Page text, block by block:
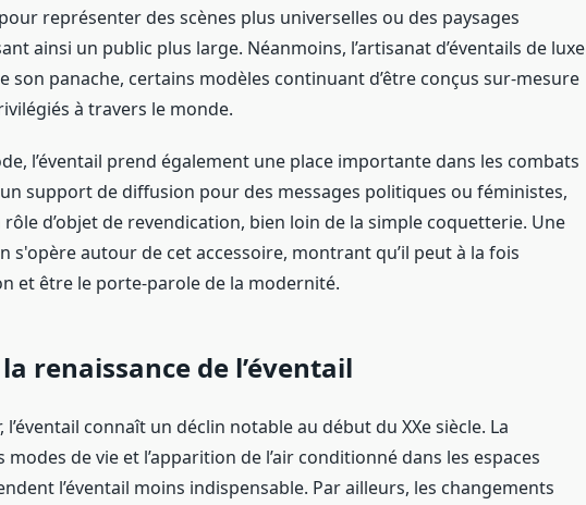
représenter des scènes plus universelles ou des paysages
ainsi un public plus large. Néanmoins, l’artisanat d’éventails de luxe
son panache, certains modèles continuant d’être conçus sur-mesure
à travers le monde.
l’éventail prend également une place importante dans les combats
support de diffusion pour des messages politiques ou féministes,
d’objet de revendication, bien loin de la simple coquetterie. Une
s'opère autour de cet accessoire, montrant qu’il peut à la fois
et être le porte-parole de la modernité.
renaissance de l’éventail
l’éventail connaît un déclin notable au début du XXe siècle. La
de vie et l’apparition de l’air conditionné dans les espaces
l’éventail moins indispensable. Par ailleurs, les changements